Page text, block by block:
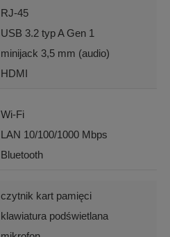
RJ-45
USB 3.2 typ A Gen 1
minijack 3,5 mm (audio)
HDMI
Wi-Fi
LAN 10/100/1000 Mbps
Bluetooth
czytnik kart pamięci
klawiatura podświetlana